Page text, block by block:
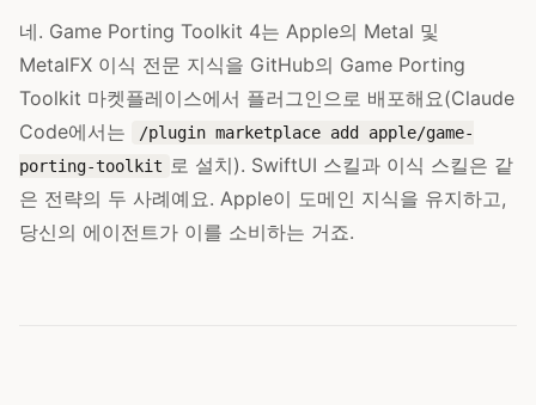
네. Game Porting Toolkit 4는 Apple의 Metal 및
MetalFX 이식 전문 지식을 GitHub의 Game Porting
Toolkit 마켓플레이스에서 플러그인으로 배포해요(Claude
Code에서는
/plugin marketplace add apple/game-
porting-toolkit
로 설치). SwiftUI 스킬과 이식 스킬은 같
은 전략의 두 사례예요. Apple이 도메인 지식을 유지하고,
당신의 에이전트가 이를 소비하는 거죠.